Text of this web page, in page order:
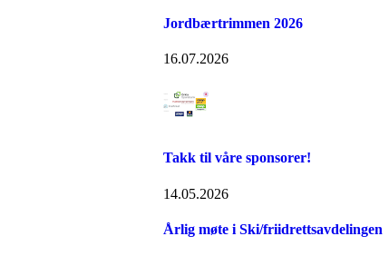
Jordbærtrimmen 2026
16.07.2026
Takk til våre sponsorer!
14.05.2026
Årlig møte i Ski/friidrettsavdelingen